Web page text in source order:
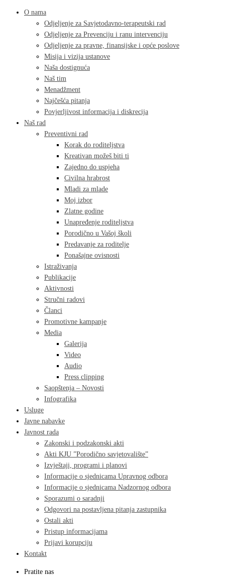
O nama
Odjeljenje za Savjetodavno-terapeutski rad
Odjeljenje za Prevenciju i ranu intervenciju
Odjeljenje za pravne, finansijske i opće poslove
Misija i vizija ustanove
Naša dostignuća
Naš tim
Menadžment
Najčešća pitanja
Povjerljivost informacija i diskrecija
Naš rad
Preventivni rad
Korak do roditeljstva
Kreativan možeš biti ti
Zajedno do uspjeha
Civilna hrabrost
Mladi za mlade
Moj izbor
Zlatne godine
Unapređenje roditeljstva
Porodično u Vašoj školi
Predavanje za roditelje
Ponašajne ovisnosti
Istraživanja
Publikacije
Aktivnosti
Stručni radovi
Članci
Promotivne kampanje
Media
Galerija
Video
Audio
Press clipping
Saopštenja – Novosti
Infografika
Usluge
Javne nabavke
Javnost rada
Zakonski i podzakonski akti
Akti KJU ”Porodično savjetovalište”
Izvještaji, programi i planovi
Informacije o sjednicama Upravnog odbora
Informacije o sjednicama Nadzornog odbora
Sporazumi o saradnji
Odgovori na postavljena pitanja zastupnika
Ostali akti
Pristup informacijama
Prijavi korupciju
Kontakt
Pratite nas